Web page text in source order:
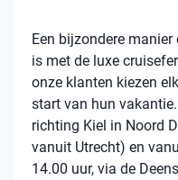
Een bijzondere
is met de luxe
onze klanten kiezen
start van hun
richting Kiel in Noord
vanuit Utrecht) en
14.00 uur, via de